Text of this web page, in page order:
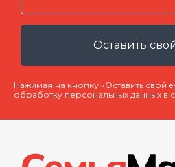
Оставить
Нажимая на кнопку «Оставить свой
обработку персональных данных в